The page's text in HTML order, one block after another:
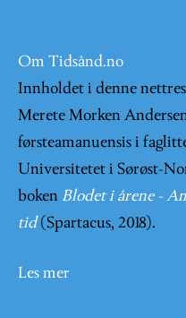
Om Tidsånd.no
Innholdet i denne
Merete Morken
førsteamanuensis i
Universitetet i Sørøst-
boken Blodet i årene -
tid (Spartacus, 2018).
Les mer